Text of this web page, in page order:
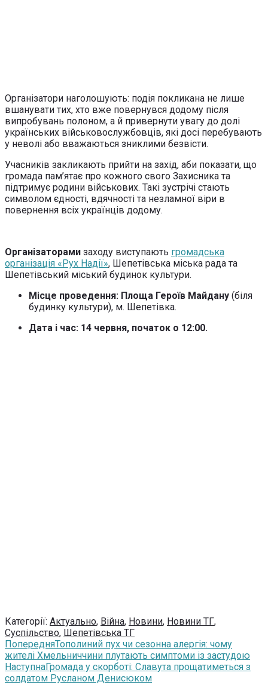
Організатори наголошують: подія покликана не лише
вшанувати тих, хто вже повернувся додому після
випробувань полоном, а й привернути увагу до долі
українських військовослужбовців, які досі перебувають
у неволі або вважаються зниклими безвісти.
Учасників закликають прийти на захід, аби показати, що
громада пам’ятає про кожного свого Захисника та
підтримує родини військових. Такі зустрічі стають
символом єдності, вдячності та незламної віри в
повернення всіх українців додому.
Організаторами заходу виступають громадська
організація «Рух Надії», Шепетівська міська рада та
Шепетівський міський будинок культури.
Місце проведення: Площа Героїв Майдану (біля
будинку культури), м. Шепетівка.
Дата і час: 14 червня, початок о 12:00.
Категорії: Актуально, Війна, Новини, Новини ТГ,
Суспільство, Шепетівська ТГ
ПопередняТополиний пух чи сезонна алергія: чому
жителі Хмельниччини плутають симптоми із застудою
НаступнаГромада у скорботі: Славута прощатиметься з
солдатом Русланом Денисюком